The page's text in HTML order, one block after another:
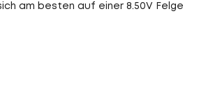
am besten auf einer 8.50V Felge